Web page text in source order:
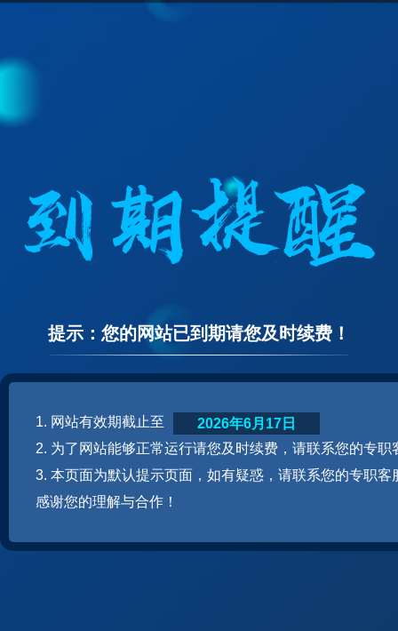
提示：您的网站已到期请您及时续费！
1. 网站有效期截止至
2. 为了网站能够正常运行请您及时续费，请联系您的专职
3. 本页面为默认提示页面，如有疑惑，请联系您的专职客
感谢您的理解与合作！
2026年6月17日